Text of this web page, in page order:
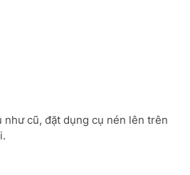
như cũ, đặt dụng cụ nén lên trên